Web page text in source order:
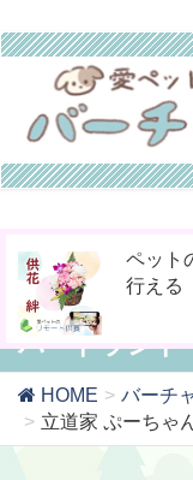
お骨壷
カタチ
今まで
「タ
ペット
行える
バードランド
HOME バーチ
立道家 ぷーちゃ